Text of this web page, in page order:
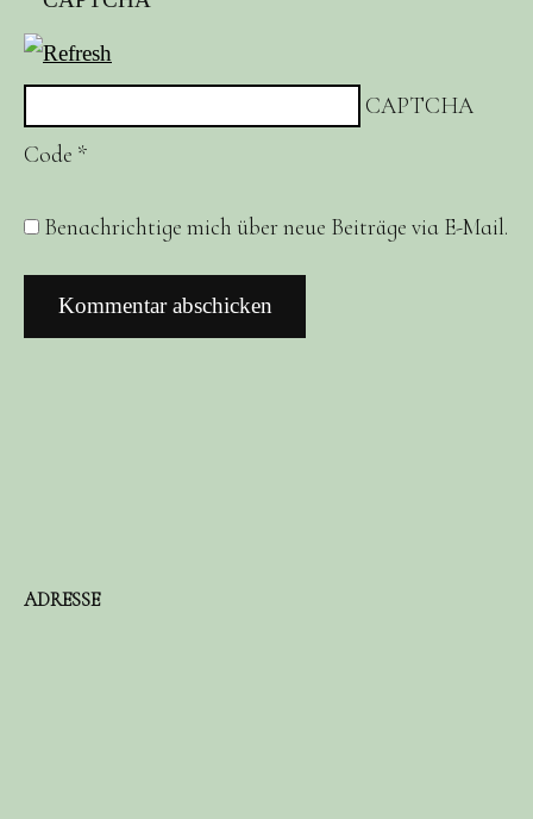
CAPTCHA
Code *
Benachrichtige mich über neue Beiträge via E-Mail.
ADRESSE